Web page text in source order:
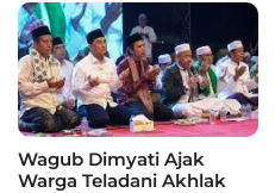
Wagub Dimyati Ajak
Warga Teladani Akhlak